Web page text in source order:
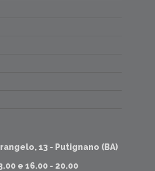
13 - Putignano (BA)
e 16.00 - 20.00